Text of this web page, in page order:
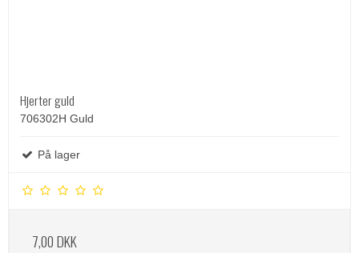
Hjerter guld
706302H Guld
På lager
7,00 DKK